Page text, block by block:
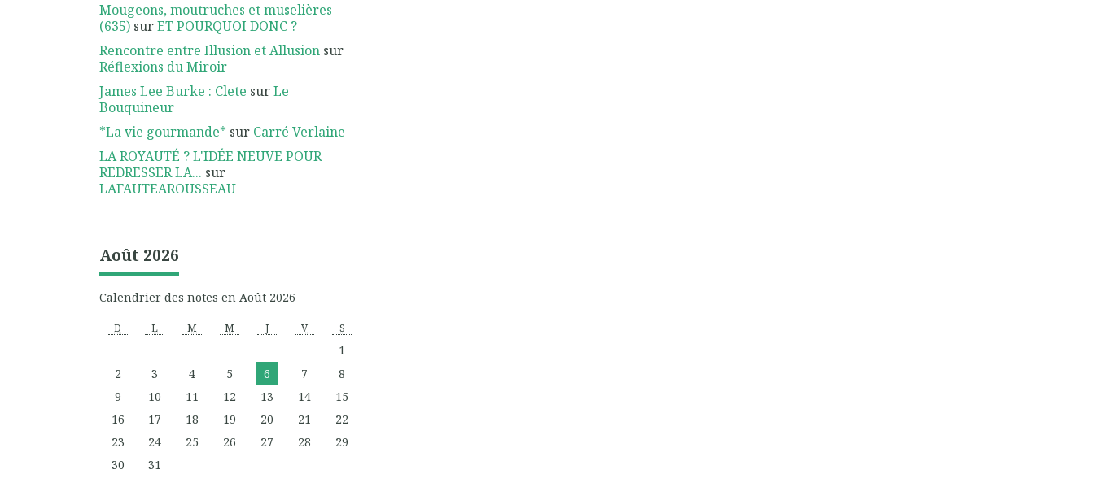
Mougeons, moutruches et muselières
(635) surET POURQUOI DONC ?
Rencontre entre Illusion et Allusion sur
Réflexions du Miroir
James Lee Burke : Clete surLe
Bouquineur
*La vie gourmande* sur Carré Verlaine
LA ROYAUTÉ ? L'IDÉE NEUVE POUR
REDRESSER LA... sur
LAFAUTEAROUSSEAU
Août 2026
Calendrier des notes en Août 2026
D L M M J V S
1
2
3 4 5 6 7
8
9
10 11 12 13 14
15
16
17 18 19 20 21
22
23
24 25 26 27 28
29
30
31